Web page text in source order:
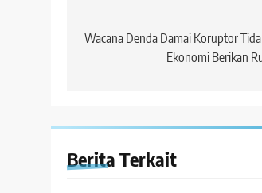
pos
Wacana Denda Damai Koruptor
Ekonomi Berikan
Berita Terkait